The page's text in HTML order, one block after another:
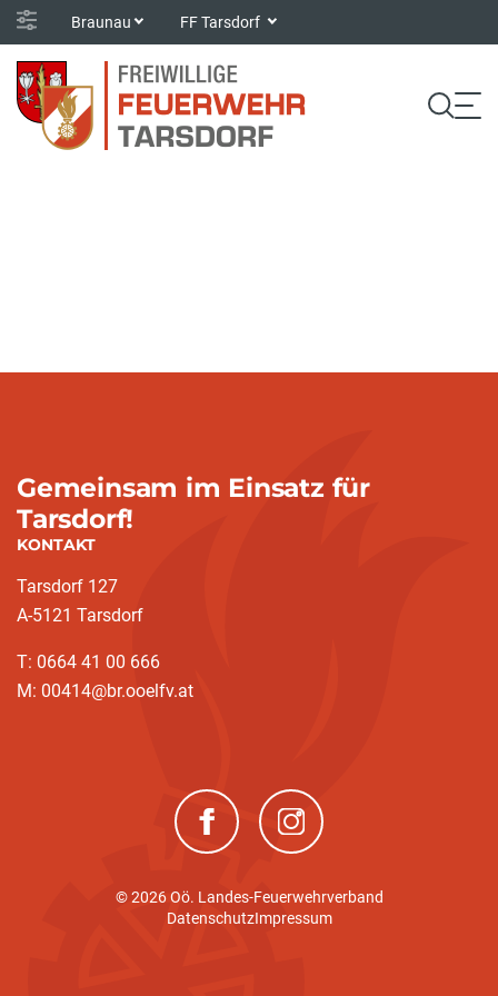
Braunau FF Tarsdorf
Gemeinsam im Einsatz für
Tarsdorf!
KONTAKT
Tarsdorf 127
A-5121 Tarsdorf
T: 0664 41 00 666
M: 00414@br.ooelfv.at
(neues Fenster)(neues Fenster)
© 2026 Oö. Landes-Feuerwehrverband
DatenschutzImpressum